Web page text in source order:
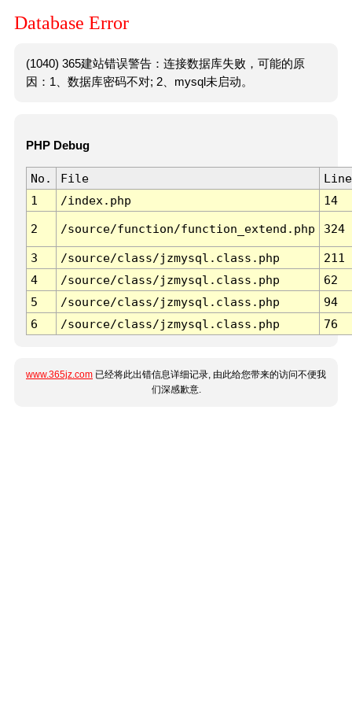
Database Error
(1040) 365建站错误警告：连接数据库失败，可能的原
因：1、数据库密码不对; 2、mysql未启动。
PHP Debug
No. File
Line
1
/index.php 14
2 /source/function/function_extend.php 324
3 /source/class/jzmysql.class.php
211
4
/source/class/jzmysql.class.php
62
5
/source/class/jzmysql.class.php
94
6
/source/class/jzmysql.class.php 76
www.365jz.com 已经将此出错信息详细记录, 由此给您带来的访问不便我
们深感歉意.